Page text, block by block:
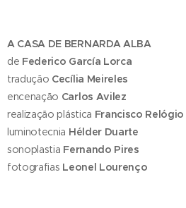
A CASA DE BERNARDA ALBA
de Federico García Lorca
tradução Cecília Meireles
encenação Carlos Avilez
realização plástica Francisco Relógio
luminotecnia Hélder Duarte
sonoplastia Fernando Pires
fotografias Leonel Lourenço